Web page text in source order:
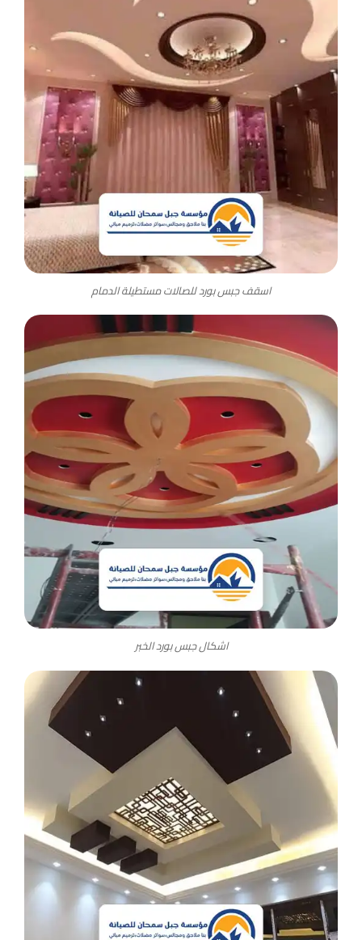
اسقف جبس بورد للصالات مستطيلة الدمام
اشكال جبس بورد الخبر